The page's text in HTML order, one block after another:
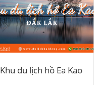
Khu du lịch hồ Ea Kao